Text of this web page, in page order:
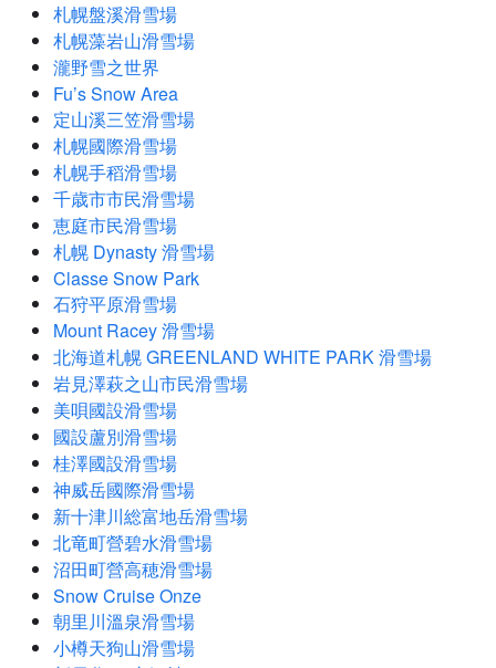
札幌盤溪滑雪場
札幌藻岩山滑雪場
瀧野雪之世界
Fu’s Snow Area
定山溪三笠滑雪場
札幌國際滑雪場
札幌手稻滑雪場
千歳市市民滑雪場
恵庭市民滑雪場
札幌 Dynasty 滑雪場
Classe Snow Park
石狩平原滑雪場
Mount Racey 滑雪場
北海道札幌 GREENLAND WHITE PARK 滑雪場
岩見澤萩之山市民滑雪場
美唄國設滑雪場
國設蘆別滑雪場
桂澤國設滑雪場
神威岳國際滑雪場
新十津川総富地岳滑雪場
北竜町營碧水滑雪場
沼田町營高穂滑雪場
Snow Cruise Onze
朝里川溫泉滑雪場
小樽天狗山滑雪場